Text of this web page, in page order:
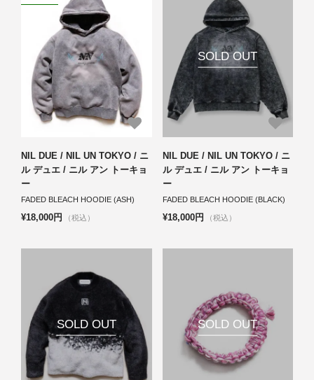
NIL DUE / NIL UN TOKYO / ニ
ル デュエ / ニル アン トーキョ
ー
FADED BLEACH HOODIE (ASH)
¥18,000円 （税込）
SOLD OUT
NIL DUE / NIL UN TOKYO / ニ
ル デュエ / ニル アン トーキョ
ー
FADED BLEACH HOODIE (BLACK)
¥18,000円 （税込）
SOLD OUT SOLD OUT